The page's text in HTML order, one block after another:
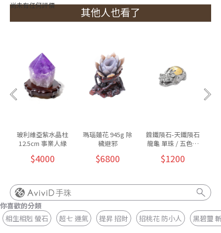
尚未有任何評價 其他人也看了
玻利維亞紫水晶柱
12.5cm 事業人緣
$4000
瑪瑙蓮花 945g 除
穢避邪
$6800
鎳鐵隕石-天鐵隕石
龍龜 單珠 / 五色可
$1200
手珠
你喜歡的分類
相生相剋 螢石
超七 運氣 提昇 招財 招桃花 防小人 黑碧璽